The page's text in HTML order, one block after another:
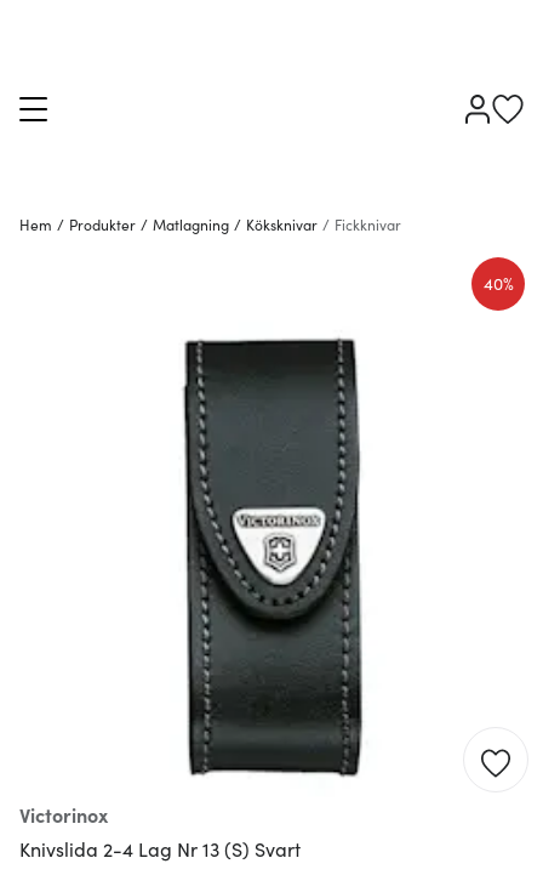
Hem / Produkter / Matlagning / Köksknivar / Fickknivar
Victorinox
Knivslida 2-4 Lag Nr 13 (S) Svart
40%